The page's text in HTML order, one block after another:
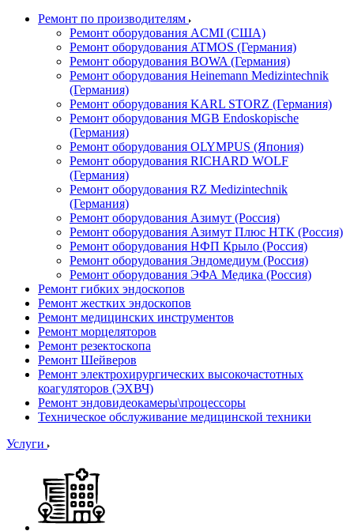
Ремонт по производителям
Ремонт оборудования ACMI (США)
Ремонт оборудования ATMOS (Германия)
Ремонт оборудования BOWA (Германия)
Ремонт оборудования Heinemann Medizintechnik
(Германия)
Ремонт оборудования KARL STORZ (Германия)
Ремонт оборудования MGB Endoskopische
(Германия)
Ремонт оборудования OLYMPUS (Япония)
Ремонт оборудования RICHARD WOLF
(Германия)
Ремонт оборудования RZ Medizintechnik
(Германия)
Ремонт оборудования Азимут (Россия)
Ремонт оборудования Азимут Плюс НТК (Россия)
Ремонт оборудования НФП Крыло (Россия)
Ремонт оборудования Эндомедиум (Россия)
Ремонт оборудования ЭФА Медика (Россия)
Ремонт гибких эндоскопов
Ремонт жестких эндоскопов
Ремонт медицинских инструментов
Ремонт морцеляторов
Ремонт резектоскопа
Ремонт Шейверов
Ремонт электрохирургических высокочастотных
коагуляторов (ЭХВЧ)
Ремонт эндовидеокамеры\процессоры
Техническое обслуживание медицинской техники
Услуги